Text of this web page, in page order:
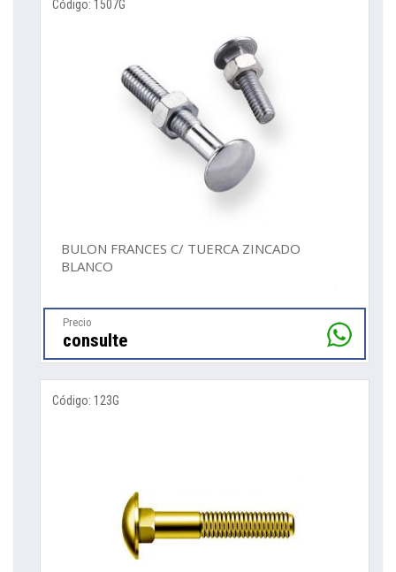
Código: 1507G
BULON FRANCES C/ TUERCA ZINCADO
BLANCO
Precio
consulte
Código: 123G